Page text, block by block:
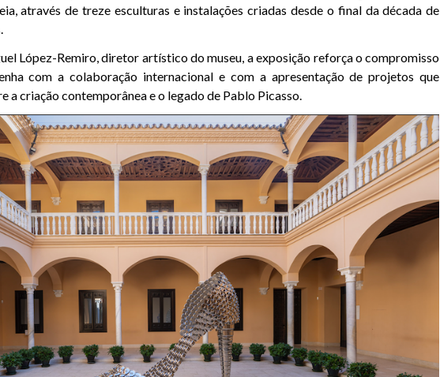
através de treze esculturas e instalações criadas desde o final da década de
López-Remiro, diretor artístico do museu, a exposição reforça o compromisso
com a colaboração internacional e com a apresentação de projetos que
a criação contemporânea e o legado de Pablo Picasso.